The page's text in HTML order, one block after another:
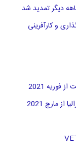
و کارآفرینی
2021
مارچ 2021